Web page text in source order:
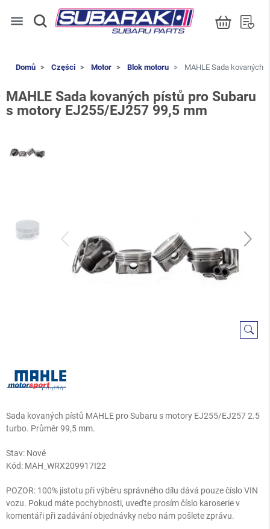
menu
Domů Części Motor Blok motoru MAHLE Sada kovaných
MAHLE Sada kovaných pístů pro Subaru
s motory EJ255/EJ257 99,5 mm
Sada kovaných pístů MAHLE pro Subaru s motory EJ255/EJ257 2.5
turbo. Průměr 99,5 mm.
Stav: Nové
Kód: MAH_WRX209917I22
POZOR: 100% jistotu při výběru správného dílu dává pouze číslo VIN
vozu. Pokud máte pochybnosti, uveďte prosím číslo karoserie v
komentáři při zadávání objednávky nebo nám pošlete zprávu.